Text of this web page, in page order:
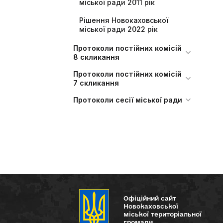
міської ради 2011 рік
Рішення Новокаховської
міської ради 2022 рік
Протоколи постійних комісій
8 скликання
Протоколи постійних комісій
7 скликання
Протоколи сесії міської ради
Офіційний сайт
Новокаховської
міської територіальної